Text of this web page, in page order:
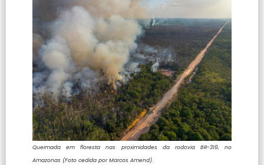
Queimada em floresta nas proximidades da rodovia BR-319, no
Amazonas (Foto cedida por Marcos Amend).